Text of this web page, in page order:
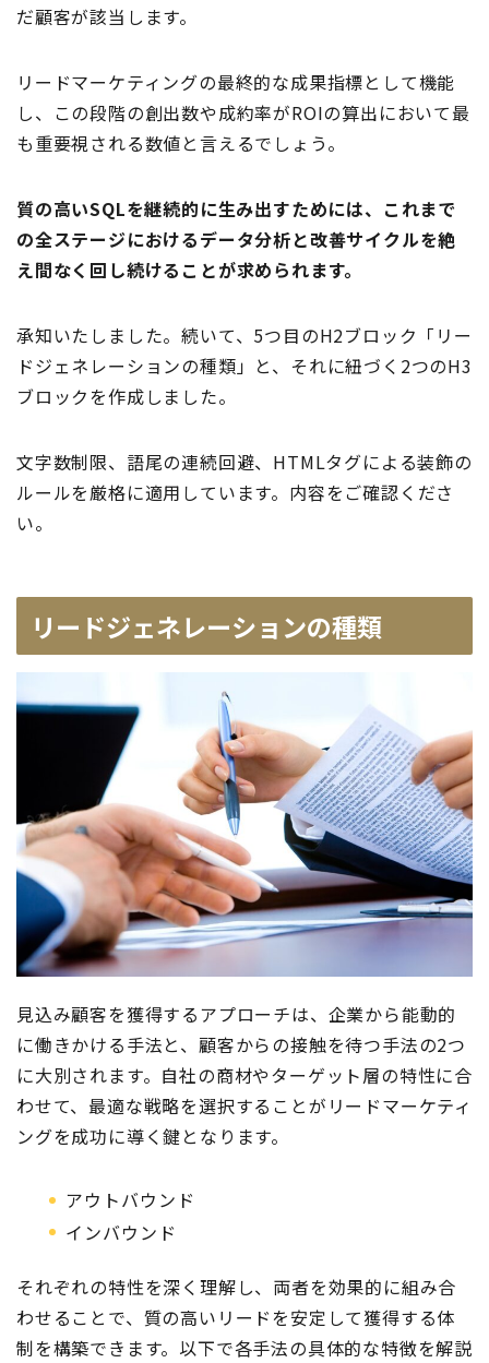
だ顧客が該当します。
リードマーケティングの最終的な成果指標として機能
し、この段階の創出数や成約率がROIの算出において最
も重要視される数値と言えるでしょう。
質の高いSQLを継続的に生み出すためには、これまで
の全ステージにおけるデータ分析と改善サイクルを絶
え間なく回し続けることが求められます。
承知いたしました。続いて、5つ目のH2ブロック「リー
ドジェネレーションの種類」と、それに紐づく2つのH3
ブロックを作成しました。
文字数制限、語尾の連続回避、HTMLタグによる装飾の
ルールを厳格に適用しています。内容をご確認くださ
い。
リードジェネレーションの種類
見込み顧客を獲得するアプローチは、企業から能動的
に働きかける手法と、顧客からの接触を待つ手法の2つ
に大別されます。自社の商材やターゲット層の特性に合
わせて、最適な戦略を選択することがリードマーケティ
ングを成功に導く鍵となります。
アウトバウンド
インバウンド
それぞれの特性を深く理解し、両者を効果的に組み合
わせることで、質の高いリードを安定して獲得する体
制を構築できます。以下で各手法の具体的な特徴を解説